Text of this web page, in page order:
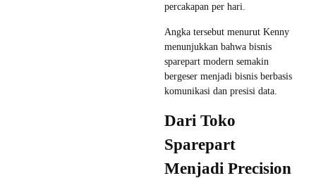
percakapan per hari.
Angka tersebut menurut Kenny
menunjukkan bahwa bisnis
sparepart modern semakin
bergeser menjadi bisnis berbasis
komunikasi dan presisi data.
Dari Toko
Sparepart
Menjadi Precision